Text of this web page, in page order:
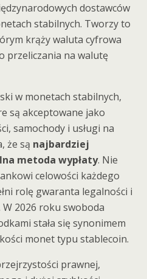
dostawców
stabilnych. Tworzy to
krąży waluta cyfrowa
przeliczania na walutę
w monetach stabilnych,
są akceptowane jako
samochody i usługi na
że ​​są najbardziej
metoda wypłaty. Nie
celowości każdego
rolę gwaranta legalności i
2026 roku swoboda
stała się synonimem
monet typu stablecoin.
prawnej,